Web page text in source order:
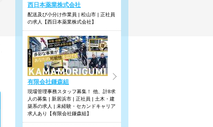
西日本薬業株式会社
配送及び小分け作業員 | 松山市 | 正社員
の求人【西日本薬業株式会社】
有限会社鎌森組
現場管理事務スタッフ募集！ 他、計8求
人の募集 | 新居浜市 | 正社員 | 土木・建
築系の求人 | 未経験・セカンドキャリア
求人あり【有限会社鎌森組】